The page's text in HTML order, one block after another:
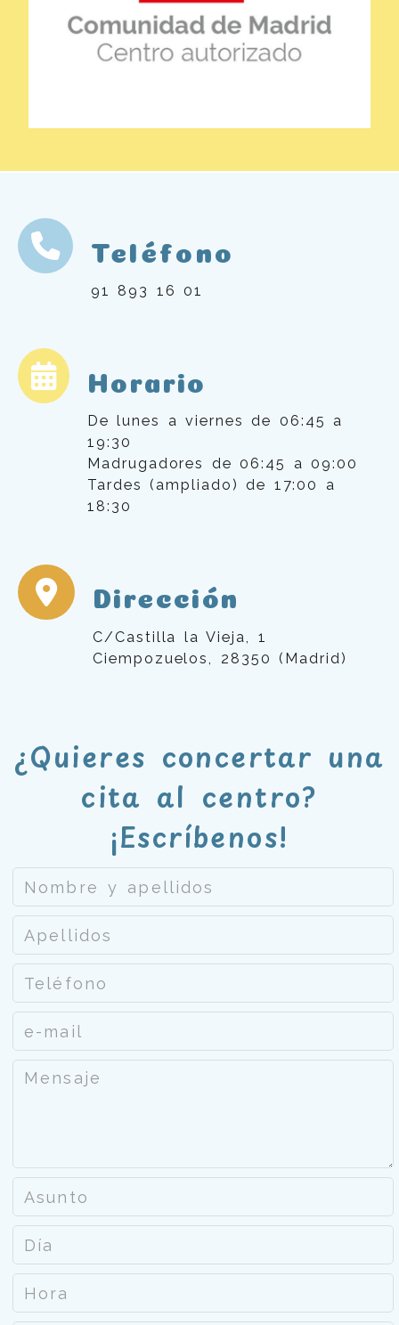
Teléfono
91 893 16 01
Horario
De lunes a viernes de 06:45 a
19:30
Madrugadores de 06:45 a 09:00
Tardes (ampliado) de 17:00 a
18:30
Dirección
C/Castilla la Vieja, 1
Ciempozuelos, 28350 (Madrid)
¿Quieres concertar una
cita al centro?
¡Escríbenos!